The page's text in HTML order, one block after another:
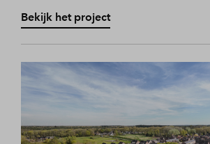
Bekijk het project